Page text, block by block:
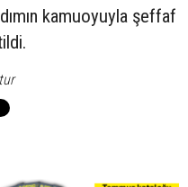
kamuoyuyla şeffaf